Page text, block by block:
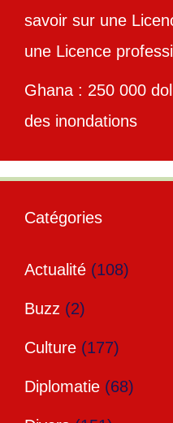
savoir sur une
une Licence
Ghana : 250 000
des inondations
Catégories
Actualité (108)
Buzz (2)
Culture (177)
Diplomatie (68)